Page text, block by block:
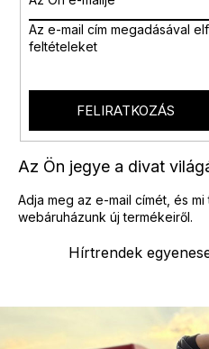
n
y
á
l
i
Hírtrendek
Az Ön jegye a divat
Adja meg az e-mail címét, és
webáruházunk új termékeiről.
Az e-mail cím megadásával
feltételeket
FELIRATKOZÁS